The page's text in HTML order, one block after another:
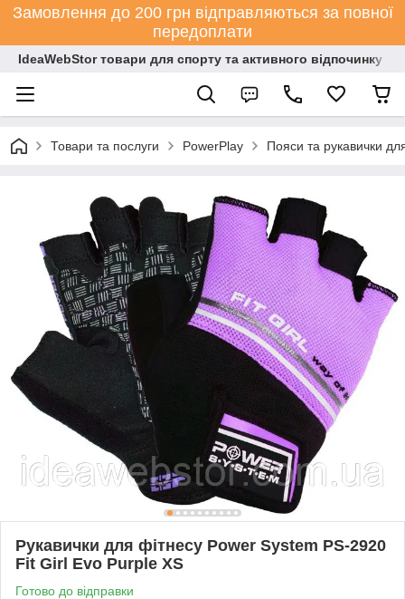
Замовлення до 200 грн відправляються за повної
передоплати
IdeaWebStor товари для спорту та активного відпочинку
Товари та послуги PowerPlay Пояси та рукавички
Рукавички для фітнесу Power System PS-2920
Fit Girl Evo Purple XS
Готово до відправки